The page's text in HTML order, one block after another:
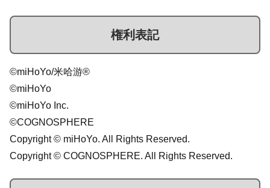
権利表記
©miHoYo/米哈游®
©miHoYo
©miHoYo Inc.
©COGNOSPHERE
Copyright © miHoYo. All Rights Reserved.
Copyright © COGNOSPHERE. All Rights Reserved.